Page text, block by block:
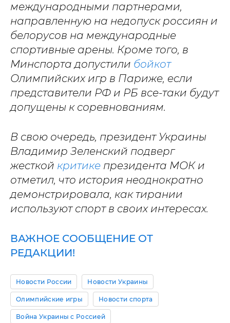
международными партнерами,
направленную на недопуск россиян и
белорусов на международные
спортивные арены. Кроме того, в
Минспорта допустили бойкот
Олимпийских игр в Париже, если
представители РФ и РБ все-таки будут
допущены к соревнованиям.
В свою очередь, президент Украины
Владимир Зеленский подверг
жесткой критике президента МОК и
отметил, что история неоднократно
демонстрировала, как тирании
используют спорт в своих интересах.
ВАЖНОЕ СООБЩЕНИЕ ОТ
РЕДАКЦИИ!
Новости России Новости Украины
Олимпийские игры Новости спорта
Война Украины с Россией